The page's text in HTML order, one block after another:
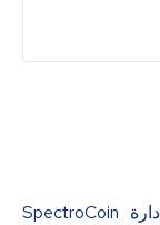
إذا كنت ترغب في التعرف على كيفية إدارة SpectroCoin